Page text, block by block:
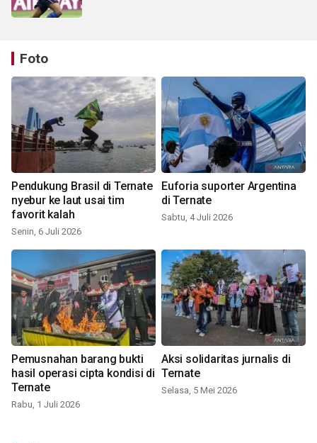
Foto
Pendukung Brasil di Ternate
nyebur ke laut usai tim
favorit kalah
Senin, 6 Juli 2026
Euforia suporter Argentina
di Ternate
Sabtu, 4 Juli 2026
Pemusnahan barang bukti
hasil operasi cipta kondisi di
Ternate
Rabu, 1 Juli 2026
Aksi solidaritas jurnalis di
Ternate
Selasa, 5 Mei 2026